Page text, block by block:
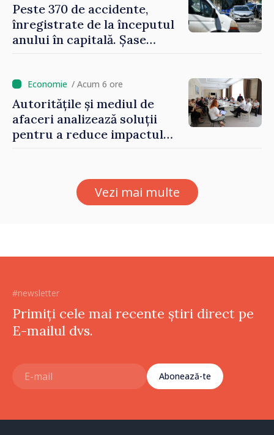
Peste 370 de accidente,
înregistrate de la începutul
anului în capitală. Șase
/ Acum 6 ore
Autoritățile și mediul de
afaceri analizează soluții
pentru a reduce impactul
Vezi mai multe
#newsletter
Primiți cele mai recente știri direct pe
E-mailul dvs.
Abonează-te